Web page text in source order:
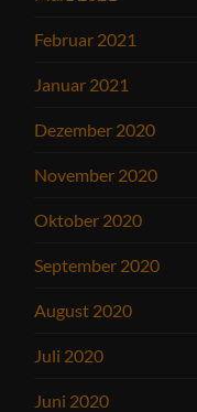
Februar 2021
Januar 2021
Dezember 2020
November 2020
Oktober 2020
September 2020
August 2020
Juli 2020
Juni 2020